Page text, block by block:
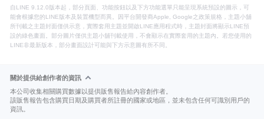
自LINE 9.12.0版本起，部分頁面、功能按鈕以及下方功能選單只能呈現系統預設的圖示，可
能會根據您的LINE版本及裝置機型而異。因平台開發商Apple, Google之政策規格，主題小舖
所刊載之主題封面僅供示意，實際套用主題並開啟LINE應用程式時，主題封面將顯示LINE預
設的綠色畫面。部分圖片僅供主題小舖刊載使用，不會顯示在實際套用的主題內。若您使用的
LINE非最新版本，部分畫面設計可能與下方示意圖有所不同。
關於提供給創作者的資訊
本公司收集相關購買數據以提供販售報告給內容創作者。
該販售報告包含購買日期及購買者所註冊的國家或地區，並未包含任何可識別用戶的
資訊。